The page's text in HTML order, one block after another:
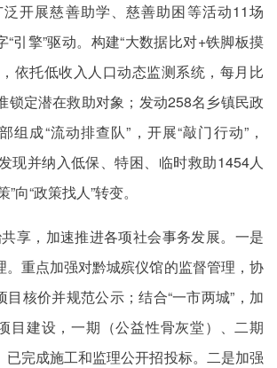
开展慈善助学、慈善助困等活动11场
“引擎”驱动。构建“大数据比对+铁脚板摸
依托低收入人口动态监测系统，每月比
锁定潜在救助对象；发动258名乡镇民政
组成“流动排查队”，开展“敲门行动”，
现并纳入低保、特困、临时救助1454人
向“政策找人”转变。
享，加速推进各项社会事务发展。一是
。重点加强对黔城殡仪馆的监督管理，协
核价并规范公示；结合“一市两城”，加
目建设，一期（公益性骨灰堂）、二期
已完成施工和监理公开招投标。二是加强